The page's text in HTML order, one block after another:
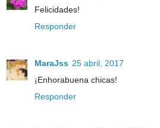
Felicidades!
Responder
MaraJss 25 abril, 2017
¡Enhorabuena chicas!
Responder